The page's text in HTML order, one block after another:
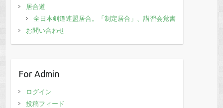
居合道
全日本剣道連盟居合。「制定居合」、講習会覚書
お問い合わせ
For Admin
ログイン
投稿フィード